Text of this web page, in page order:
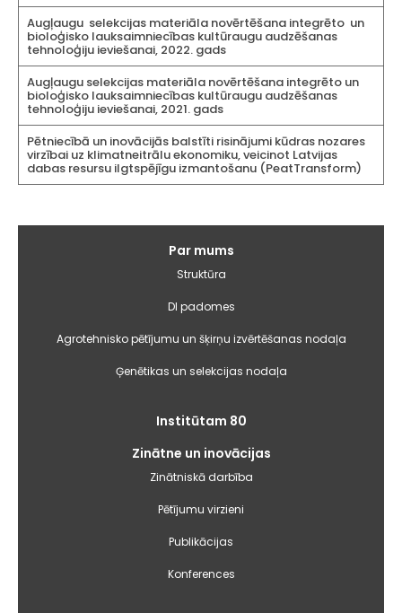
Augļaugu selekcijas materiāla novērtēšana integrēto un
bioloģisko lauksaimniecības kultūraugu audzēšanas
tehnoloģiju ieviešanai, 2022. gads
Augļaugu selekcijas materiāla novērtēšana integrēto un
bioloģisko lauksaimniecības kultūraugu audzēšanas
tehnoloģiju ieviešanai, 2021. gads
Pētniecībā un inovācijās balstīti risinājumi kūdras nozares
virzībai uz klimatneitrālu ekonomiku, veicinot Latvijas
dabas resursu ilgtspējīgu izmantošanu (PeatTransform)
Par mums
Struktūra
DI padomes
Agrotehnisko pētījumu un šķirņu izvērtēšanas nodaļa
Ģenētikas un selekcijas nodaļa
Institūtam 80
Zinātne un inovācijas
Zinātniskā darbība
Pētījumu virzieni
Publikācijas
Konferences